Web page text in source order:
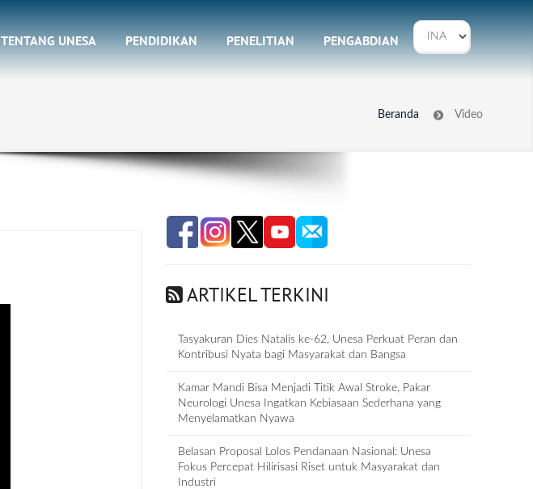
TENTANG UNESA PENDIDIKAN PENELITIAN PENGABDIAN
Beranda Video
ARTIKEL TERKINI
Tasyakuran Dies Natalis ke-62, Unesa Perkuat Peran dan
Kontribusi Nyata bagi Masyarakat dan Bangsa
Kamar Mandi Bisa Menjadi Titik Awal Stroke, Pakar
Neurologi Unesa Ingatkan Kebiasaan Sederhana yang
Menyelamatkan Nyawa
Belasan Proposal Lolos Pendanaan Nasional: Unesa
Fokus Percepat Hilirisasi Riset untuk Masyarakat dan
Industri